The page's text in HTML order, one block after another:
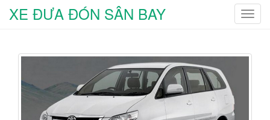
T
g
XE ĐƯA ĐÓN SÂN BAY